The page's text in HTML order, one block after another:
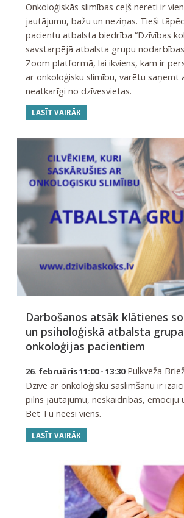
Onkoloģiskās slimības ceļš nereti ir
jautājumu, bažu un neziņas. Tieši
pacientu atbalsta biedrība “Dzīvības
savstarpējā atbalsta grupu
Zoom platformā, lai ikviens, kam ir
ar onkoloģisku slimību, varētu saņemt
neatkarīgi no dzīvesvietas.
LASĪT VAIRĀK
Darbošanos atsāk klātienes
un psiholoģiskā atbalsta grupa
onkoloģijas pacientiem
26. februāris 11:00 - 13:30Pulkveža
Dzīve ar onkoloģisku saslimšanu ir
pilns jautājumu, neskaidrības, emociju
Bet Tu neesi viens.
LASĪT VAIRĀK